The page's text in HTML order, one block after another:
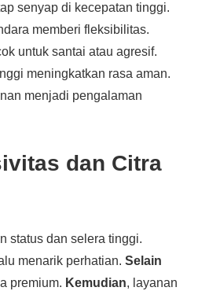
senyap di kecepatan tinggi.
memberi fleksibilitas.
untuk santai atau agresif.
meningkatkan rasa aman.
menjadi pengalaman
dan Citra
status dan selera tinggi.
menarik perhatian. Selain
premium. Kemudian, layanan